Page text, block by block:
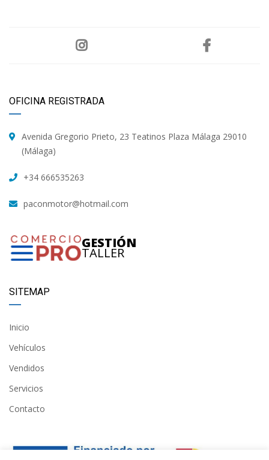
OFICINA REGISTRADA
Avenida Gregorio Prieto, 23 Teatinos Plaza Málaga 29010
(Málaga)
+34 666535263
paconmotor@hotmail.com
GESTIÓN
TALLER
SITEMAP
Inicio
Vehículos
Vendidos
Servicios
Contacto